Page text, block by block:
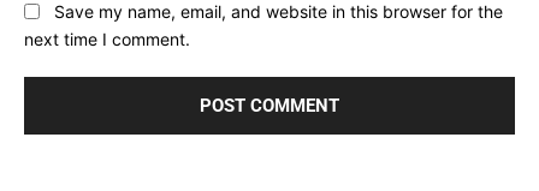
Save my name, email, and website in this browser for the
next time I comment.